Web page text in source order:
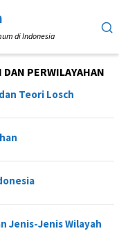
di Indonesia
DAN PERWILAYAHAN
Teori Losch
Jenis-Jenis Wilayah